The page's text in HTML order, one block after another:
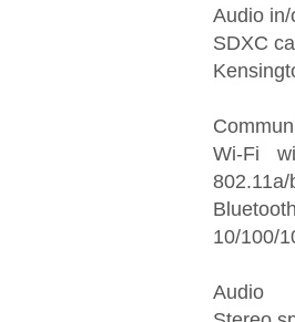
Audio in/
SDXC
Wi-Fi
10/100/
Audio